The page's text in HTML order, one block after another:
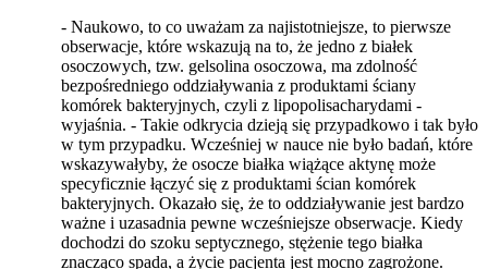
- Naukowo, to co uważam za najistotniejsze, to pierwsze
obserwacje, które wskazują na to, że jedno z białek
osoczowych, tzw. gelsolina osoczowa, ma zdolność
bezpośredniego oddziaływania z produktami ściany
komórek bakteryjnych, czyli z lipopolisacharydami -
wyjaśnia. - Takie odkrycia dzieją się przypadkowo i tak było
w tym przypadku. Wcześniej w nauce nie było badań, które
wskazywałyby, że osocze białka wiążące aktynę może
specyficznie łączyć się z produktami ścian komórek
bakteryjnych. Okazało się, że to oddziaływanie jest bardzo
ważne i uzasadnia pewne wcześniejsze obserwacje. Kiedy
dochodzi do szoku septycznego, stężenie tego białka
znacząco spada, a życie pacjenta jest mocno zagrożone.